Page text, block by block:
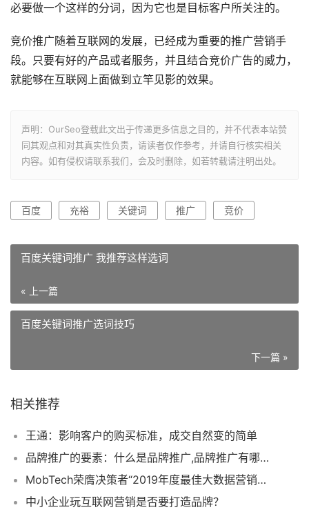
必要做一个这样的分词，因为它也是目标客户所关注的。
竞价推广随着互联网的发展，已经成为重要的推广营销手
段。只要有好的产品或者服务，并且结合竞价广告的威力，
就能够在互联网上面做到立竿见影的效果。
声明：OurSeo登载此文出于传递更多信息之目的，并不代表本站赞
同其观点和对其真实性负责，请读者仅作参考，并请自行核实相关
内容。如有侵权请联系我们，会及时删除，如若转载请注明出处。
百度 充裕 关键词 推广 竞价
百度关键词推广 我推荐这样选词
« 上一篇
百度关键词推广选词技巧
下一篇 »
相关推荐
王通：影响客户的购买标准，成交自然变的简单
品牌推广的要素：什么是品牌推广,品牌推广有哪些方式，品牌推广常见难题
MobTech荣膺决策者“2019年度最佳大数据营销服务商”
中小企业玩互联网营销是否要打造品牌？